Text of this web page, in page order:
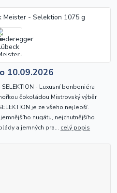
10.09.2026
SELEKTION - Luxusní bonboniéra
čokoládou Mistrovský výběr
je ze všeho nejlepší.
nugátu, nejchutnějšího
a jemných pra... celý popis